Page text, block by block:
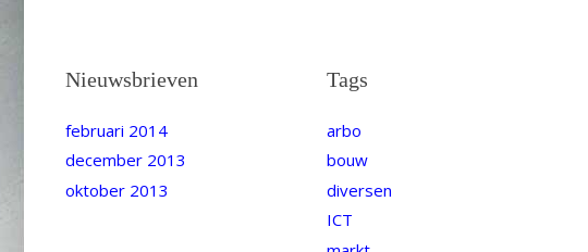
Nieuwsbrieven
februari 2014
december 2013
oktober 2013
Tags
arbo
bouw
diversen
ICT